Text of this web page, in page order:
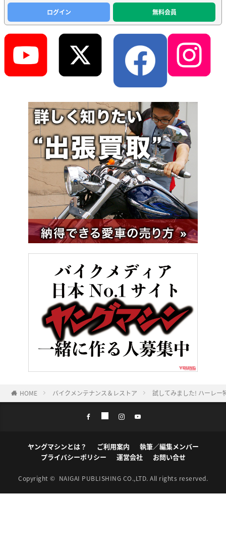
ログイン
無料会員
HOME バイクメンテナンス＆レストア 試してみました! ハーレー
ヤングマシンとは？ ご利用案内
執筆／編集メンバー
プライバシーポリシー
運営会社 お問い合せ
Copyright © NAIGAI PUBLISHING CO.,LTD. All rights reserved.